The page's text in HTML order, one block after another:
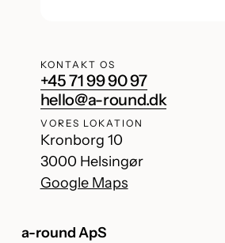
KONTAKT OS
+45 71 99 90 97
hello@a-round.dk
VORES LOKATION
Kronborg 10
3000 Helsingør
Google Maps
a-round ApS